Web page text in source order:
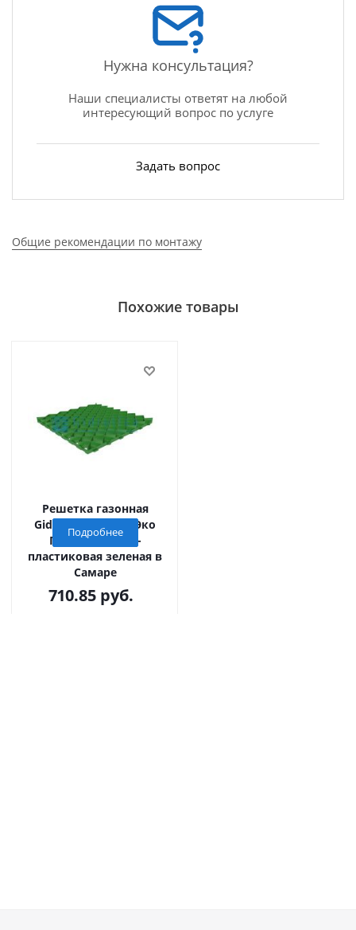
Нужна консультация?
Наши специалисты ответят на любой
интересующий вопрос по услуге
Задать вопрос
Общие рекомендации по монтажу
Похожие товары
Решетка газонная
Gidrolica Eco Pro (Эко
Про) РГ-60.60.4 -
пластиковая зеленая в
Самаре
710.85руб.
Подробнее